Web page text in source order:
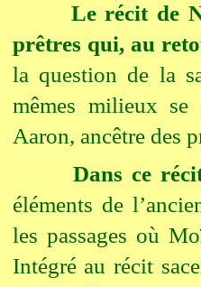
Le récit de
prêtres qui, au
la question de la
mêmes milieux se
Aaron, ancêtre des
Dans ce
éléments de
les passages où
Intégré au récit